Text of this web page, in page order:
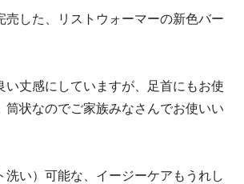
売した、リストウォーマーの新色バー
い丈感にしていますが、足首にもお使
筒状なのでご家族みなさんでお使いい
洗い）可能な、イージーケアもうれし